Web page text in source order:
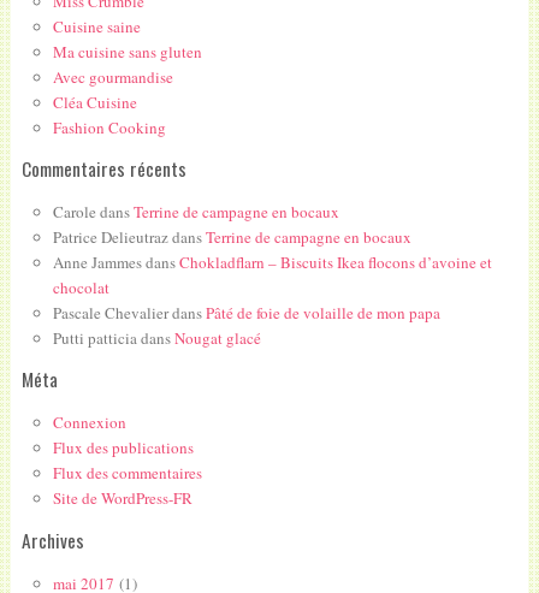
Cuisine saine
Ma cuisine sans gluten
Avec gourmandise
Cléa Cuisine
Fashion Cooking
Commentaires récents
Carole dansTerrine de campagne en bocaux
Patrice DelieutrazdansTerrine de campagne en bocaux
Anne JammesdansChokladflarn – Biscuits Ikea flocons d’avoine et
chocolat
Pascale ChevalierdansPâté de foie de volaille de mon papa
Putti patticiadansNougat glacé
Méta
Connexion
Flux des publications
Flux des commentaires
Site de WordPress-FR
Archives
mai 2017 (1)